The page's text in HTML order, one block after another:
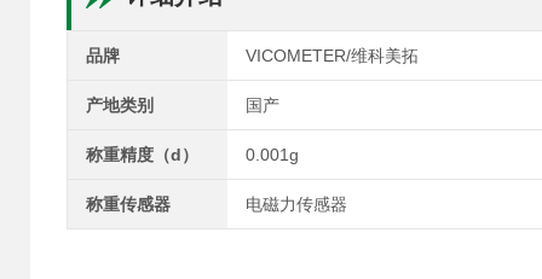
品牌 VICOMETER/维科美拓
产地类别 国产
称重精度（d） 0.001g
称重传感器 电磁力传感器